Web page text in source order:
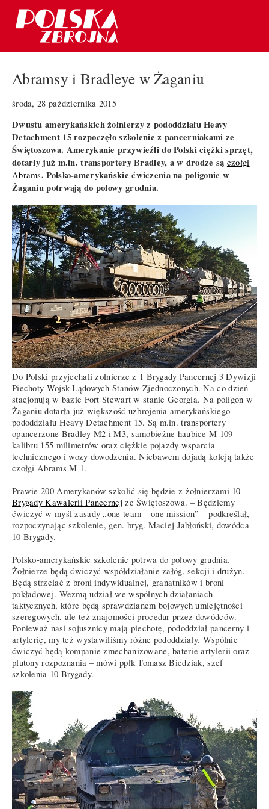
Abramsy i Bradleye w Żaganiu
środa, 28 października 2015
Dwustu amerykańskich żołnierzy z pododdziału Heavy
Detachment 15 rozpoczęło szkolenie z pancerniakami ze
Świętoszowa. Amerykanie przywieźli do Polski ciężki sprzęt,
dotarły już m.in. transportery Bradley, a w drodze są czołgi
Abrams. Polsko-amerykańskie ćwiczenia na poligonie w
Żaganiu potrwają do połowy grudnia.
Do Polski przyjechali żołnierze z 1 Brygady Pancernej 3 Dywizji
Piechoty Wojsk Lądowych Stanów Zjednoczonych. Na co dzień
stacjonują w bazie Fort Stewart w stanie Georgia. Na poligon w
Żaganiu dotarła już większość uzbrojenia amerykańskiego
pododdziału Heavy Detachment 15. Są m.in. transportery
opancerzone Bradley M2 i M3, samobieżne haubice M 109
kalibru 155 milimetrów oraz ciężkie pojazdy wsparcia
technicznego i wozy dowodzenia. Niebawem dojadą koleją także
czołgi Abrams M 1.
Prawie 200 Amerykanów szkolić się będzie z żołnierzami 10
Brygady Kawalerii Pancernej ze Świętoszowa. – Będziemy
ćwiczyć w myśl zasady „one team – one mission” – podkreślał,
rozpoczynając szkolenie, gen. bryg. Maciej Jabłoński, dowódca
10 Brygady.
Polsko-amerykańskie szkolenie potrwa do połowy grudnia.
Żołnierze będą ćwiczyć współdziałanie załóg, sekcji i drużyn.
Będą strzelać z broni indywidualnej, granatników i broni
pokładowej. Wezmą udział we wspólnych działaniach
taktycznych, które będą sprawdzianem bojowych umiejętności
szeregowych, ale też znajomości procedur przez dowódców. –
Ponieważ nasi sojusznicy mają piechotę, pododdział pancerny i
artylerię, my też wystawiliśmy różne pododdziały. Wspólnie
ćwiczyć będą kompanie zmechanizowane, baterie artylerii oraz
plutony rozpoznania – mówi ppłk Tomasz Biedziak, szef
szkolenia 10 Brygady.